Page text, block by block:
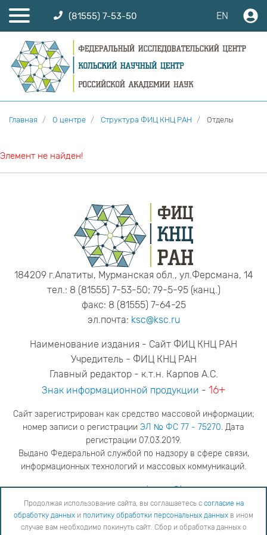
(81555) 7-53-50 EN
Главная О центре Структура ФИЦ КНЦ РАН Отделы
Элемент не найден!
184209 г.Апатиты, Мурманская обл., ул.Ферсмана, 14
тел.: 8 (81555) 7-53-50; 79-5-95 (канц.)
факс: 8 (81555) 7-64-25
эл.почта: ksc@ksc.ru
Наименование издания - Сайт ФИЦ КНЦ РАН
Учредитель - ФИЦ КНЦ РАН
Главный редактор - к.т.н. Карпов А.С.
Знак информационной продукции - 16+
Сайт зарегистрирован как средство массовой информации;
номер записи о регистрации ЭЛ № ФС 77 - 75270. Дата
регистрации 07.03.2019.
Выдано Федеральной службой по надзору в сфере связи,
информационных технологий и массовых коммуникаций.
адрес редакцииya.stogova@ksc.ru
телефон редакции81555-79-516
Продолжая использование сайта, вы соглашаетесь с согласие на обработку данных
обработки персональных данных
в ином случае вам необходимо покинуть сайт. Сбор и обработка
Продолжая использование сайта, вы соглашаетесь с согласие на
обработку данных и политику обработки персональных данных в ином
случае вам необходимо покинуть сайт. Сбор и обработка данных о